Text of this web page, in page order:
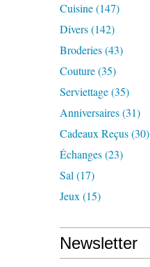
Cuisine(147)
Divers(142)
Broderies(43)
Couture(35)
Serviettage(35)
Anniversaires(31)
Cadeaux Reçus(30)
Échanges(23)
Sal (17)
Jeux (15)
Newsletter